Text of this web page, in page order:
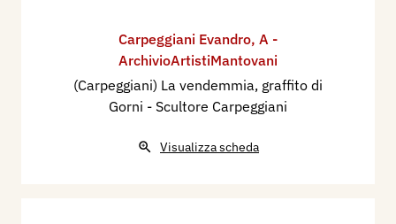
Carpeggiani Evandro, A -
ArchivioArtistiMantovani
(Carpeggiani) La vendemmia, graffito di
Gorni - Scultore Carpeggiani
Visualizza scheda